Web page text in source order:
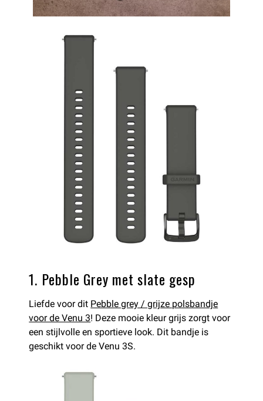
1. Pebble Grey met slate gesp
Liefde voor dit Pebble grey / grijze polsbandje
voor de Venu 3! Deze mooie kleur grijs zorgt voor
een stijlvolle en sportieve look. Dit bandje is
geschikt voor de Venu 3S.